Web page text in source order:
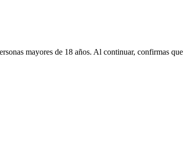
mayores de 18 años. Al continuar, confirmas